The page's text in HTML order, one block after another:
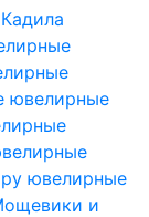
Кадила
ювелирные
ювелирные
и